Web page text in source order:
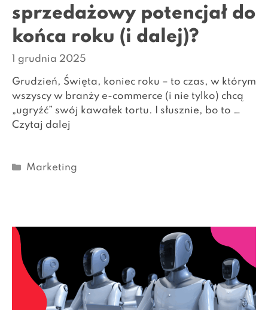
sprzedażowy potencjał do
końca roku (i dalej)?
1 grudnia 2025
Grudzień, Święta, koniec roku – to czas, w którym
wszyscy w branży e-commerce (i nie tylko) chcą
„ugryźć” swój kawałek tortu. I słusznie, bo to …
Czytaj dalej
Kategorie
Marketing